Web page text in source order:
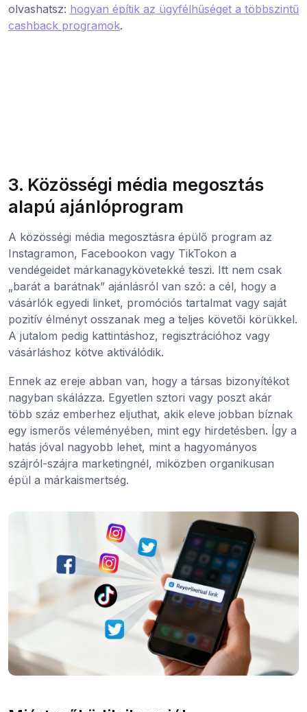
olvashatsz: hogyan építik az ügyfélhűséget a többszintű
cashback programok.
3. Közösségi média megosztás
alapú ajánlóprogram
A közösségi média megosztásra épülő program az
Instagramon, Facebookon vagy TikTokon a
vendégeidet márkanagykövetekké teszi. Itt nem csak
„barát a barátnak” ajánlásról van szó: a cél, hogy a
vásárlók egyedi linket, promóciós tartalmat vagy saját
pozitív élményt osszanak meg a teljes követői körükkel.
A jutalom pedig kattintáshoz, regisztrációhoz vagy
vásárláshoz kötve aktiválódik.
Ennek az ereje abban van, hogy a társas bizonyítékot
nagyban skálázza. Egyetlen sztori vagy poszt akár
több száz emberhez eljuthat, akik eleve jobban bíznak
egy ismerős véleményében, mint egy hirdetésben. Így a
hatás jóval nagyobb lehet, mint a hagyományos
szájról-szájra marketingnél, miközben organikusan
épül a márkaismertség.